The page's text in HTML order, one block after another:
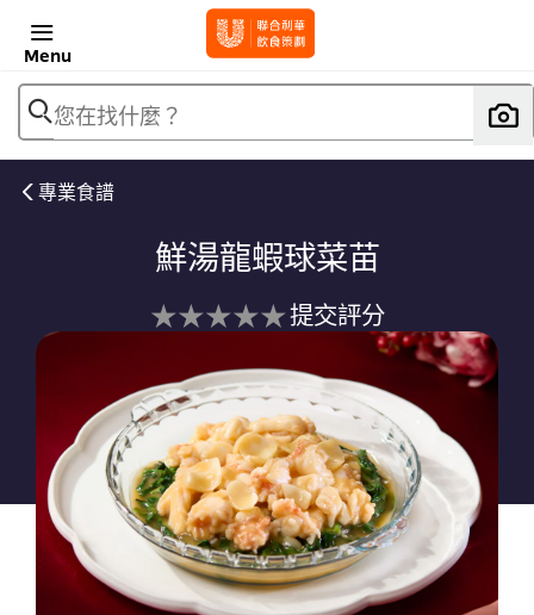
Menu
您在找什麼？
專業食譜
鮮湯龍蝦球菜苗
没
为
这
个
recipe
提
交
评
提交評分